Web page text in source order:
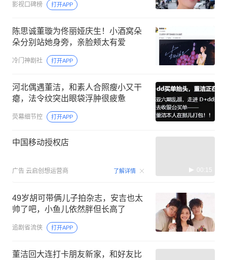
影视口碑榜 打开APP
陈思诚董璇为佟丽娅庆生！小酒窝朵
朵分别站她身旁，亲脸颊太有爱
冷门神剧社 打开APP
河北偶遇董洁，和素人合照瘦小又干
瘪，法令纹突出眼袋浮肿很疲惫
荧幕细节控 打开APP
中国移动授权店
广告 云启创想运营商 了解详情 00:15
49岁胡可带俩儿子拍杂志，安吉也太
帅了吧，小鱼儿依然胖但长高了
追剧省流侠 打开APP
董洁回大连打卡朋友新家，和好友比